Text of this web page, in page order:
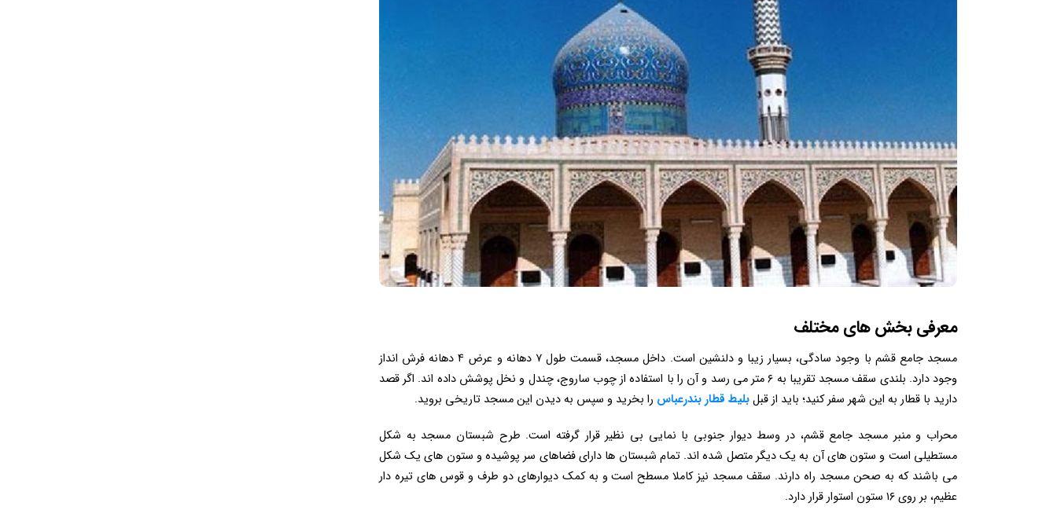
معرفی بخش های مختلف
مسجد جامع قشم با وجود سادگی، بسیار زیبا و دلنشین است. داخل مسجد، قسمت طول ۷ دهانه و عرض ۴ دهانه فرش انداز
وجود دارد. بلندی سقف مسجد تقریبا به ۶ متر می رسد و آن را با استفاده از چوب ساروج، چندل و نخل پوشش داده اند. اگر قصد
دارید با قطار به این شهر سفر کنید؛ باید از قبلبلیط قطار بندرعباس را بخرید و سپس به دیدن این مسجد تاریخی بروید.
محراب و منبر مسجد جامع قشم، در وسط دیوار جنوبی با نمایی بی نظیر قرار گرفته است. طرح شبستان مسجد به شکل
مستطیلی است و ستون ‌های آن به یک ‌دیگر متصل شده ‌اند. تمام شبستان ها دارای فضاهای سر پوشیده و ستون ‌های یک ‌شکل
می باشند که به صحن مسجد راه دارند. سقف مسجد نیز کاملا مسطح است و به کمک دیوارهای دو طرف و قوس های تیره‌ دار
عظیم، بر روی ۱۶ ستون‌ استوار قرار دارد.